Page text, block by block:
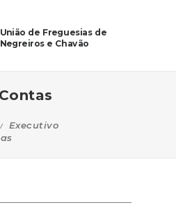
União de Freguesias de
Negreiros e Chavão
Executivo